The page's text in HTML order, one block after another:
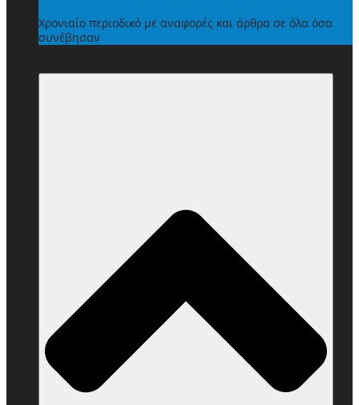
Χρονιαίο περιοδικό με αναφορές και άρθρα σε όλα όσα
συνέβησαν